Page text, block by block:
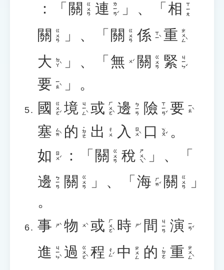
： 「 關 ㄍㄨㄢ 連 ㄌㄧㄢˊ 」 、 「 相 ㄒㄧㄤ
關 ㄍㄨㄢ 」 、 「 關 ㄍㄨㄢ 係 ㄒㄧˋ 重 ㄓㄨㄥˋ
大 ㄉㄚˋ 」 、 「 無 ㄨˊ 關 ㄍㄨㄢ 緊 ㄐㄧㄣˇ
要 ㄧㄠˋ 」 。
國 ㄍㄨㄛˊ 境 ㄐㄧㄥˋ 或 ㄏㄨㄛˋ 邊 ㄅㄧㄢ 險 ㄒㄧㄢˇ 要 ㄧㄠˋ
塞 ㄙㄞˋ 的 ˙ㄉㄜ 出 ㄔㄨ 入 ㄖㄨˋ 口 ㄎㄡˇ 。
如 ㄖㄨˊ ： 「 關 ㄍㄨㄢ 稅 ㄕㄨㄟˋ 」 、
「
邊 ㄅㄧㄢ 關 ㄍㄨㄢ 」 、 「 海 ㄏㄞˇ 關 ㄍㄨㄢ
」
。
事
ㄕˋ 物 ㄨˋ 或 ㄏㄨㄛˋ 時 ㄕˊ 間 ㄐㄧㄢ 演 ㄧㄢˇ
進 ㄐㄧㄣˋ 過 ㄍㄨㄛˋ 程 ㄔㄥˊ 中 ㄓㄨㄥ 的 ˙ㄉㄜ 重 ㄓㄨㄥˋ